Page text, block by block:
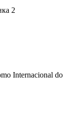
2
Internacional do